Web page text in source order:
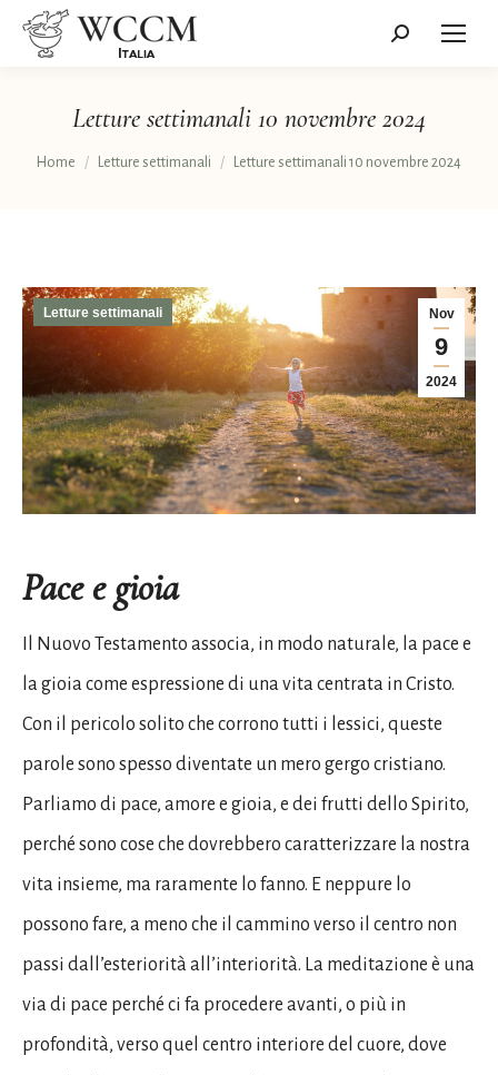
Cerca:
Letture settimanali 10 novembre 2024
Tu sei qui:
Home Letture settimanali Letture settimanali 10 novembre 2024
Nov
9
2024
Letture settimanali
Pace e gioia
Il Nuovo Testamento associa, in modo naturale, la pace e
la gioia come espressione di una vita centrata in Cristo.
Con il pericolo solito che corrono tutti i lessici, queste
parole sono spesso diventate un mero gergo cristiano.
Parliamo di pace, amore e gioia, e dei frutti dello Spirito,
perché sono cose che dovrebbero caratterizzare la nostra
vita insieme, ma raramente lo fanno. E neppure lo
possono fare, a meno che il cammino verso il centro non
passi dall’esteriorità all’interiorità. La meditazione è una
via di pace perché ci fa procedere avanti, o più in
profondità, verso quel centro interiore del cuore, dove